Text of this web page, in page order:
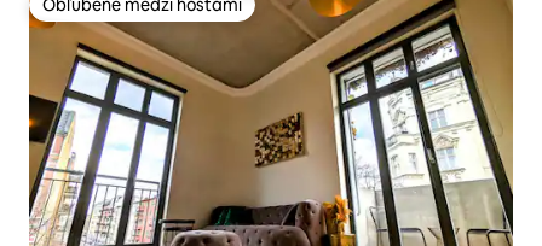
Obľúbené medzi hosťami
Obľúbené medzi hosťami